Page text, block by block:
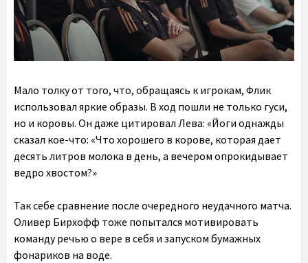
Мало толку от того, что, обращаясь к игрокам, Флик
использовал яркие образы. В ход пошли не только гуси,
но и коровы. Он даже цитировал Лева: «Йоги однажды
сказал кое-что: «Что хорошего в корове, которая дает
десять литров молока в день, а вечером опрокидывает
ведро хвостом?»
Так себе сравнение после очередного неудачного матча.
Оливер Бирхофф тоже попытался мотивировать
команду речью о вере в себя и запуском бумажных
фонариков на воде.